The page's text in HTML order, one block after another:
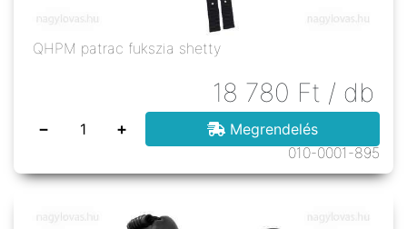
QHPM patrac fukszia shetty
18 780 Ft / db
− +
Megrendelés
010-0001-895